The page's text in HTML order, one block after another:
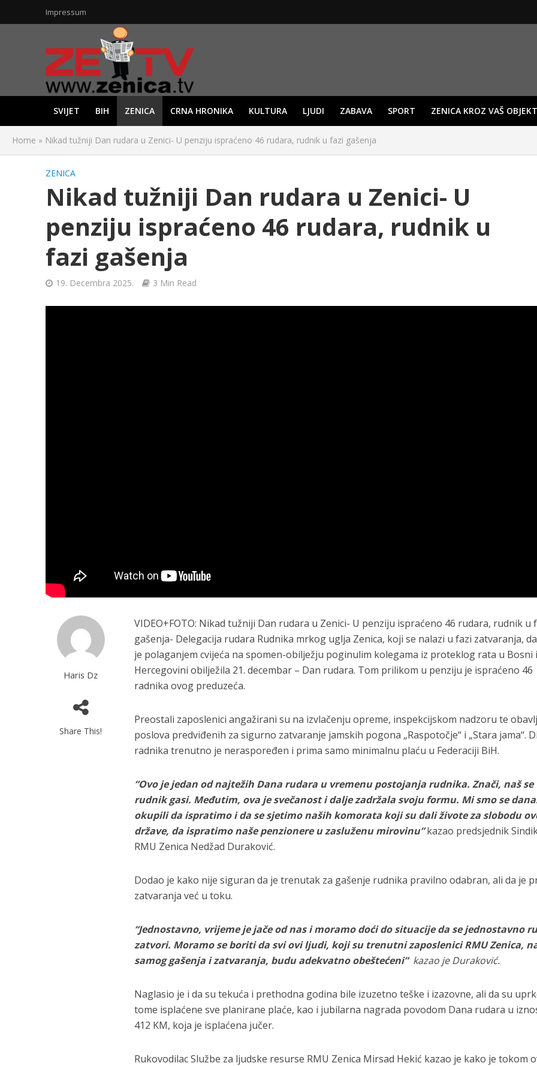
Impressum
SVIJET BIH ZENICA CRNA HRONIKA KULTURA LJUDI ZABAVA SPORT ZENICA KROZ VAŠ
Home » Nikad tužniji Dan rudara u Zenici- U penziju ispraćeno 46 rudara, rudnik u fazi gašenja
ZENICA
Nikad tužniji Dan rudara u Zenici- U
penziju ispraćeno 46 rudara, rudnik u
fazi gašenja
19. Decembra 2025. 3 Min Read
Haris Dz
Share This!
VIDEO+FOTO: Nikad tužniji Dan rudara u Zenici- U penziju ispraćeno 46 rudara, rudnik u
gašenja- Delegacija rudara Rudnika mrkog uglja Zenica, koji se nalazi u fazi zatvaranja,
je polaganjem cvijeća na spomen-obilježju poginulim kolegama iz proteklog rata u Bosni i
Hercegovini obilježila 21. decembar – Dan rudara. Tom prilikom u penziju je ispraćeno 46
radnika ovog preduzeća.
Preostali zaposlenici angažirani su na izvlačenju opreme, inspekcijskom nadzoru te
poslova predviđenih za sigurno zatvaranje jamskih pogona „Raspotočje“ i „Stara jama“.
radnika trenutno je neraspoređen i prima samo minimalnu plaću u Federaciji BiH.
“Ovo je jedan od najtežih Dana rudara u vremenu postojanja rudnika. Znači, naš se
rudnik gasi. Međutim, ova je svečanost i dalje zadržala svoju formu. Mi smo se
okupili da ispratimo i da se sjetimo naših komorata koji su dali živote za slobodu
države, da ispratimo naše penzionere u zasluženu mirovinu”kazao predsjednik
RMU Zenica Nedžad Duraković.
Dodao je kako nije siguran da je trenutak za gašenje rudnika pravilno odabran, ali da je
zatvaranja već u toku.
“Jednostavno, vrijeme je jače od nas i moramo doći do situacije da se jednostavno
zatvori. Moramo se boriti da svi ovi ljudi, koji su trenutni zaposlenici RMU Zenica,
samog gašenja i zatvaranja, budu adekvatno obeštećeni”kazao je Duraković.
Naglasio je i da su tekuća i prethodna godina bile izuzetno teške i izazovne, ali da su
tome isplaćene sve planirane plaće, kao i jubilarna nagrada povodom Dana rudara u
412 KM, koja je isplaćena jučer.
Rukovodilac Službe za ljudske resurse RMU Zenica Mirsad Hekić kazao je kako je tokom